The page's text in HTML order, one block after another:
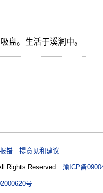
盘。生活于溪涧中。
错 提意见和建议
Rights Reserved渝ICP备
号